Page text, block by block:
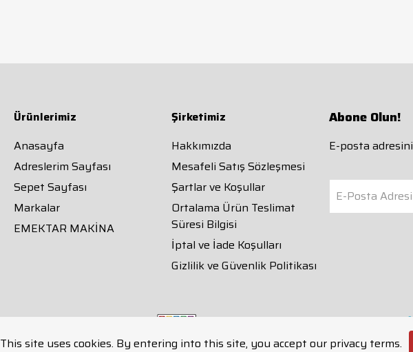
This site uses cookies. By entering into this site, you accept our privacy terms.
Ürünlerimiz
Anasayfa
Adreslerim Sayfası
Sepet Sayfası
Markalar
EMEKTAR MAKİNA
Şirketimiz
Hakkımızda
Mesafeli Satış Sözleşmesi
Şartlar ve Koşullar
Ortalama Ürün Teslimat
Süresi Bilgisi
İptal ve İade Koşulları
Gizlilik ve Güvenlik Politikası
Abone Olun!
E-posta
E-Posta Adresi